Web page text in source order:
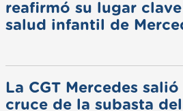
reafirmó su lugar
salud infantil de
La CGT Mercedes salió
cruce de la subasta del